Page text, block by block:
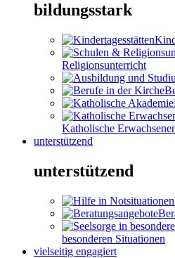
bildungsstark
Religionsunterricht
Katholische
unterstützend
unterstützend
besonderen Situationen
vielseitig engagiert